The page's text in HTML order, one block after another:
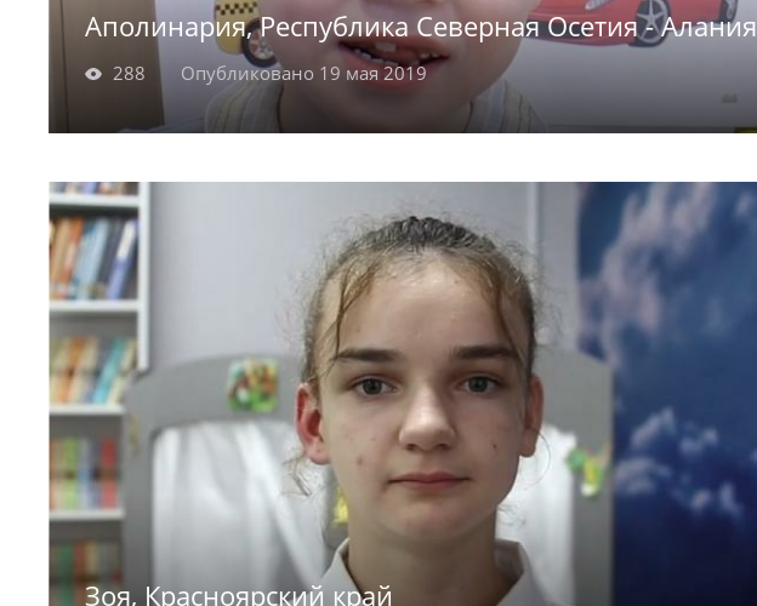
Аполинария, Республика Северная Осетия - Алания
288 Опубликовано 19 мая 2019
девочка живо интересуется происходящим вокруг, внимательно
наблюдает за детьми и за тем, что происходит в группе.
Аполинария любит индивидуальные занятия. Малышка с
интересом выполняет задания, прислушиваясь к подсказкам и
исправляя ошибки.
Зоя, Красноярский край